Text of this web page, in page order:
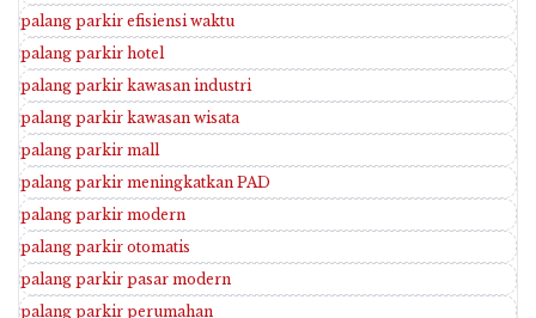
palang parkir efisiensi waktu
palang parkir hotel
palang parkir kawasan industri
palang parkir kawasan wisata
palang parkir mall
palang parkir meningkatkan PAD
palang parkir modern
palang parkir otomatis
palang parkir pasar modern
palang parkir perumahan